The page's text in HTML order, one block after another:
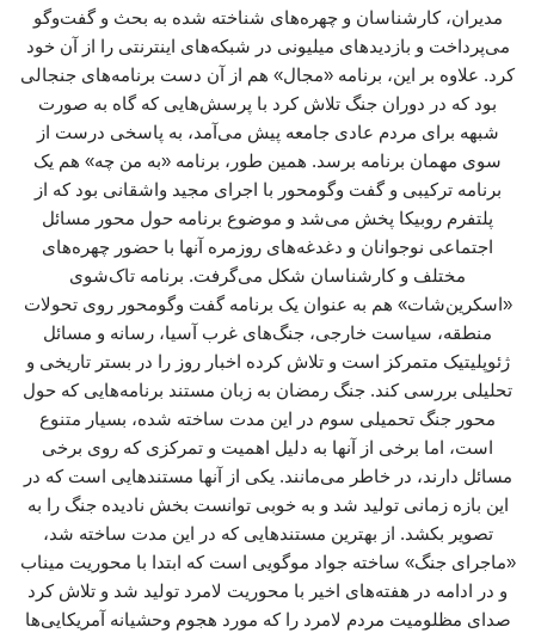
مدیران، کارشناسان و چهره‌های شناخته شده به بحث و گفت‌وگو
می‌پرداخت و بازدیدهای میلیونی در شبکه‌های اینترنتی را از آن خود
کرد. علاوه بر این، برنامه «مجال» هم از آن دست برنامه‌های جنجالی
بود که در دوران جنگ تلاش کرد با پرسش‌هایی که گاه به صورت
شبهه برای مردم عادی جامعه پیش می‌آمد، به پاسخی درست از
سوی مهمان برنامه برسد. همین طور، برنامه «به من چه» هم یک
برنامه ترکیبی و گفت وگومحور با اجرای مجید واشقانی بود که از
پلتفرم روبیکا پخش می‌شد و موضوع برنامه حول محور مسائل
اجتماعی نوجوانان و دغدغه‌های روزمره آنها با حضور چهره‌های
مختلف و کارشناسان شکل می‌گرفت. برنامه تاک‌شوی
«اسکرین‌شات» هم به عنوان یک برنامه گفت وگومحور روی تحولات
منطقه، سیاست خارجی، جنگ‌های غرب آسیا، رسانه و مسائل
ژئوپلیتیک متمرکز است و تلاش کرده اخبار روز را در بستر تاریخی و
تحلیلی بررسی کند. جنگ رمضان به زبان مستند برنامه‌هایی که حول
محور جنگ تحمیلی سوم در این مدت ساخته شده، بسیار متنوع
است، اما برخی از آنها به دلیل اهمیت و تمرکزی که روی برخی
مسائل دارند، در خاطر می‌مانند. یکی از آنها مستندهایی است که در
این بازه زمانی تولید شد و به خوبی توانست بخش نادیده جنگ را به
تصویر بکشد. از بهترین مستندهایی که در این مدت ساخته شد،
«ماجرای جنگ» ساخته جواد موگویی است که ابتدا با محوریت میناب
و در ادامه در هفته‌های اخیر با محوریت لامرد تولید شد و تلاش کرد
صدای مظلومیت مردم لامرد را که مورد هجوم وحشیانه آمریکایی‌ها